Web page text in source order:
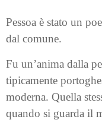
Pessoa è stato un
dal comune.
Fu un’anima dalla
tipicamente
moderna. Quella
quando si guarda il